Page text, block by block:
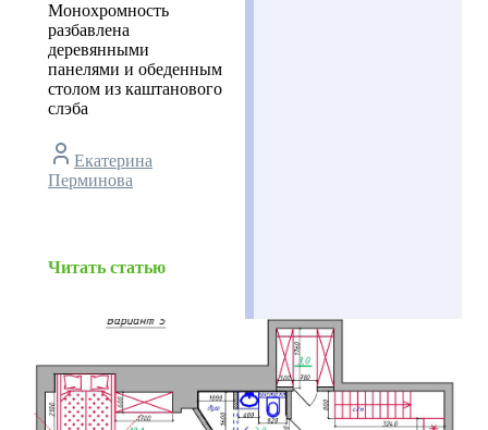
Монохромность
разбавлена
деревянными
панелями и обеденным
столом из каштанового
слэба
Екатерина
Перминова
Читать статью